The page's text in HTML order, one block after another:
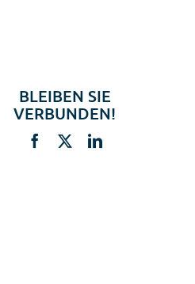
BLEIBEN SIE
VERBUNDEN!